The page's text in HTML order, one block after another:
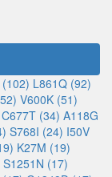
L861Q (92)
V600K (51)
C677T (34) A118G
S768I (24) I50V
K27M (19)
S1251N (17)